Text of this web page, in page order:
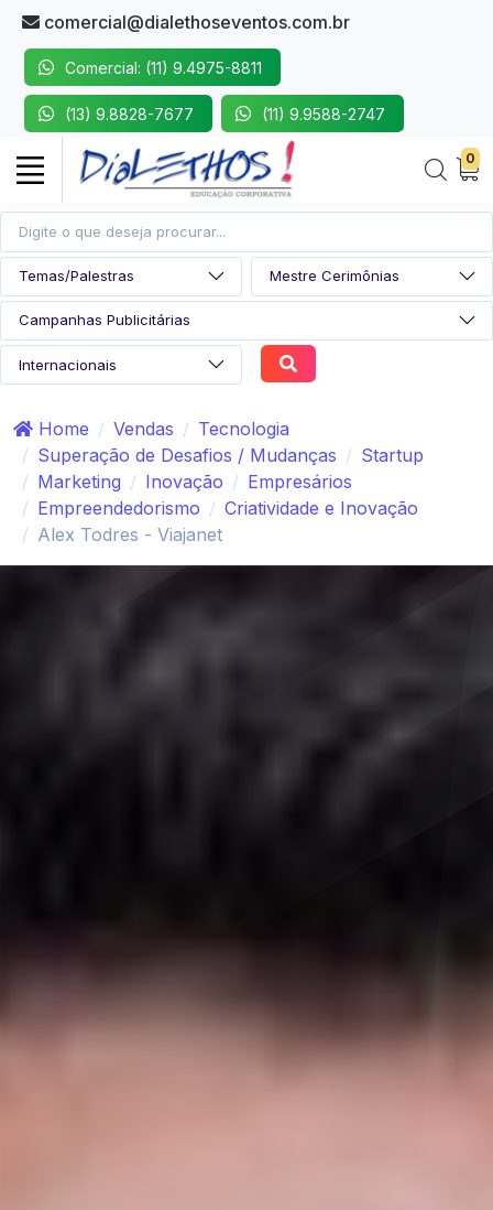
comercial@dialethoseventos.com.br
Comercial: (11) 9.4975-8811
(13) 9.8828-7677 (11) 9.9588-2747
0
Home Vendas
Tecnologia
Superação de Desafios / Mudanças
Startup
Marketing
Inovação
Empresários
Empreendedorismo
Criatividade e Inovação
Alex Todres - Viajanet